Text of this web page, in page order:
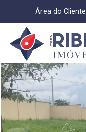
Área do Cliente